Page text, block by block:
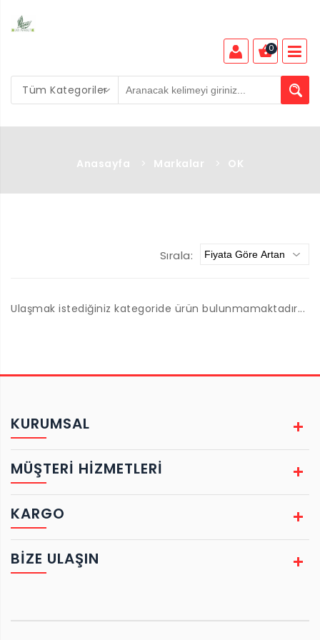
Tüm Kategoriler
0
Anasayfa > Markalar > OK
Sırala:
Ulaşmak istediğiniz kategoride ürün bulunmamaktadır...
KURUMSAL
MÜŞTERİ HİZMETLERİ
KARGO
BIZE ULAŞIN